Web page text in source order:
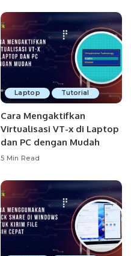
Laptop Tutorial
Cara Mengaktifkan
Virtualisasi VT-x di Laptop
dan PC dengan Mudah
5 Min Read